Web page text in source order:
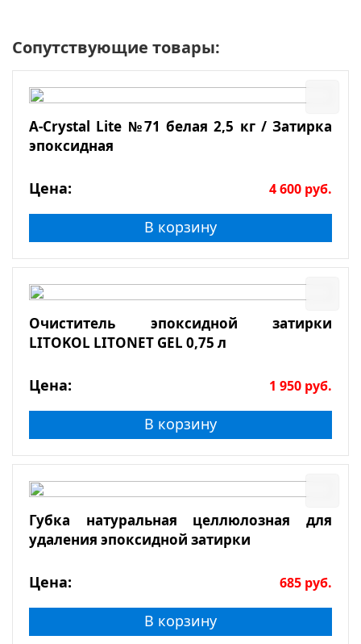
Сопутствующие товары:
A-Crystal Lite №71 белая 2,5 кг / Затирка
эпоксидная
Цена: 4 600 руб.
В корзину
Очиститель эпоксидной затирки
LITOKOL LITONET GEL 0,75 л
Цена: 1 950 руб.
В корзину
Губка натуральная целлюлозная для
удаления эпоксидной затирки
Цена: 685 руб.
В корзину